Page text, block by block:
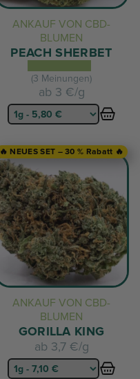
ANKAUF VON CBD-
BLUMEN
PEACH SHERBET
(3 Meinungen)
ab 3 €/g
🔥 NEUES SET – 30 % Rabatt 🔥
ANKAUF VON CBD-
BLUMEN
GORILLA KING
ab 3,7 €/g